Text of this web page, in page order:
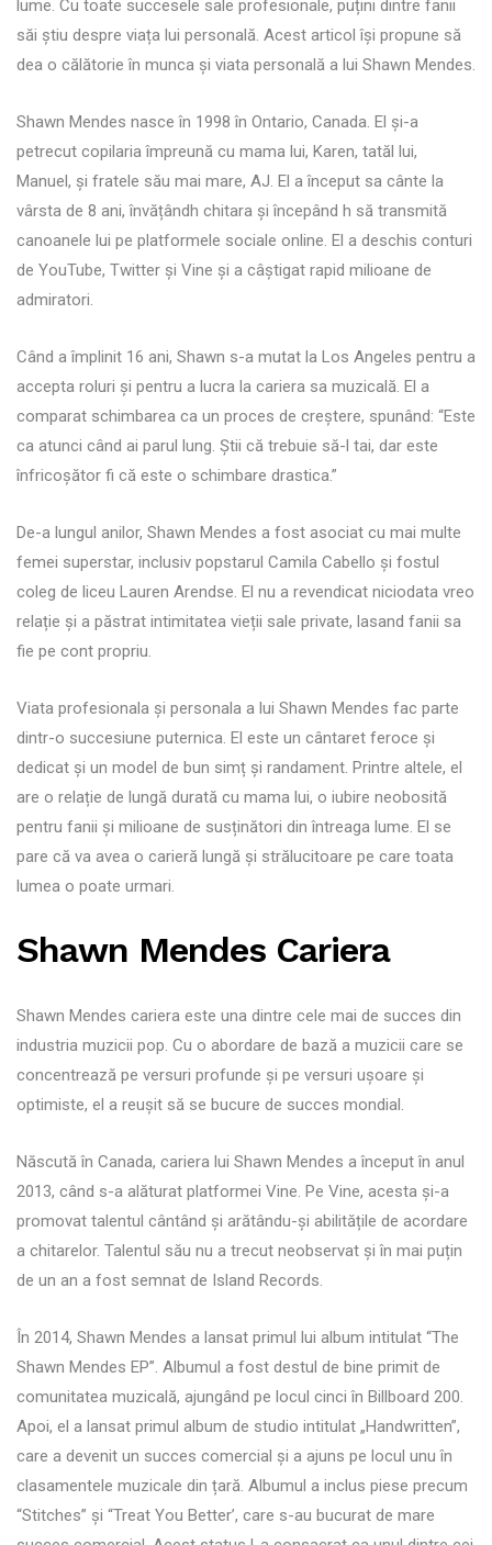
lume. Cu toate succesele sale profesionale, puțini dintre fanii
săi știu despre viața lui personală. Acest articol își propune să
dea o călătorie în munca și viata personală a lui Shawn Mendes.
Shawn Mendes nasce în 1998 în Ontario, Canada. El și-a
petrecut copilaria împreună cu mama lui, Karen, tatăl lui,
Manuel, și fratele său mai mare, AJ. El a început sa cânte la
vârsta de 8 ani, învățândh chitara și începând h să transmită
canoanele lui pe platformele sociale online. El a deschis conturi
de YouTube, Twitter și Vine și a câștigat rapid milioane de
admiratori.
Când a împlinit 16 ani, Shawn s-a mutat la Los Angeles pentru a
accepta roluri și pentru a lucra la cariera sa muzicală. El a
comparat schimbarea ca un proces de creștere, spunând: “Este
ca atunci când ai parul lung. Știi că trebuie să-l tai, dar este
înfricoșător fi că este o schimbare drastica.”
De-a lungul anilor, Shawn Mendes a fost asociat cu mai multe
femei superstar, inclusiv popstarul Camila Cabello și fostul
coleg de liceu Lauren Arendse. El nu a revendicat niciodata vreo
relație și a păstrat intimitatea vieții sale private, lasand fanii sa
fie pe cont propriu.
Viata profesionala și personala a lui Shawn Mendes fac parte
dintr-o succesiune puternica. El este un cântaret feroce și
dedicat și un model de bun simț și randament. Printre altele, el
are o relație de lungă durată cu mama lui, o iubire neobosită
pentru fanii și milioane de susținători din întreaga lume. El se
pare că va avea o carieră lungă și strălucitoare pe care toata
lumea o poate urmari.
Shawn Mendes Cariera
Shawn Mendes cariera este una dintre cele mai de succes din
industria muzicii pop. Cu o abordare de bază a muzicii care se
concentrează pe versuri profunde și pe versuri ușoare și
optimiste, el a reușit să se bucure de succes mondial.
Născută în Canada, cariera lui Shawn Mendes a început în anul
2013, când s-a alăturat platformei Vine. Pe Vine, acesta și-a
promovat talentul cântând și arătându-și abilitățile de acordare
a chitarelor. Talentul său nu a trecut neobservat și în mai puțin
de un an a fost semnat de Island Records.
În 2014, Shawn Mendes a lansat primul lui album intitulat “The
Shawn Mendes EP”. Albumul a fost destul de bine primit de
comunitatea muzicală, ajungând pe locul cinci în Billboard 200.
Apoi, el a lansat primul album de studio intitulat „Handwritten”,
care a devenit un succes comercial și a ajuns pe locul unu în
clasamentele muzicale din țară. Albumul a inclus piese precum
“Stitches” și “Treat You Better’, care s-au bucurat de mare